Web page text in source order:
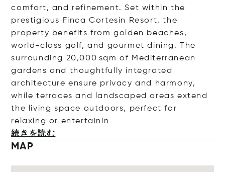
comfort, and refinement. Set within the
prestigious Finca Cortesín Resort, the
property benefits from golden beaches,
world-class golf, and gourmet dining. The
surrounding 20,000 sqm of Mediterranean
gardens and thoughtfully integrated
architecture ensure privacy and harmony,
while terraces and landscaped areas extend
the living space outdoors, perfect for
relaxing or entertainin
続きを読む
MAP